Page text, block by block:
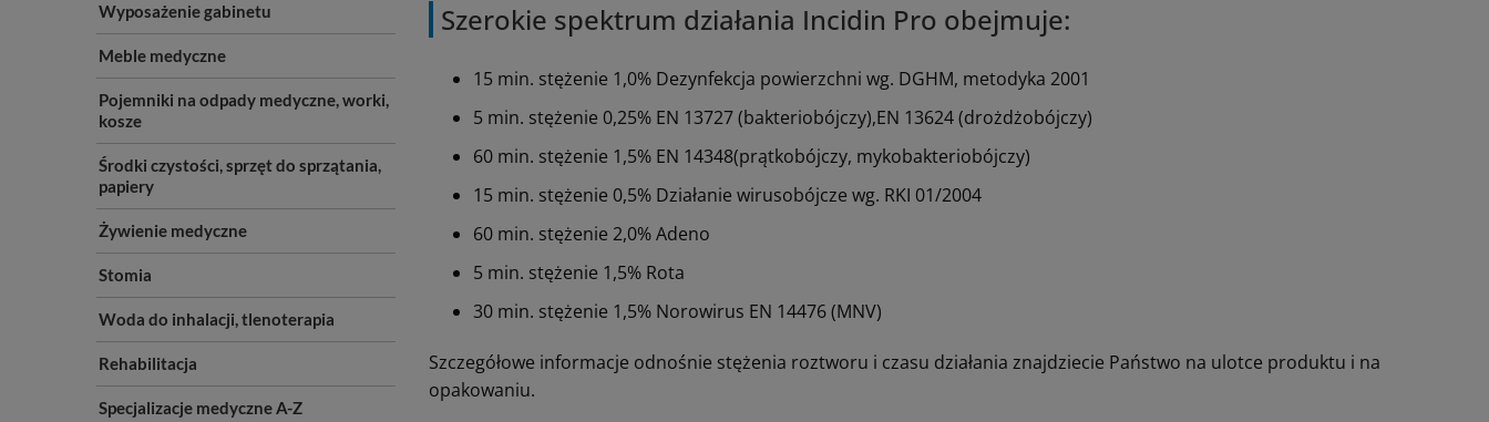
Wyposażenie gabinetu
Meble medyczne
Pojemniki na odpady medyczne, worki,
kosze
Środki czystości, sprzęt do sprzątania,
papiery
Żywienie medyczne
Stomia
Woda do inhalacji, tlenoterapia
Rehabilitacja
Specjalizacje medyczne A-Z
Szerokie spektrum działania Incidin Pro obejmuje:
15 min. stężenie 1,0% Dezynfekcja powierzchni wg. DGHM, metodyka 2001
5 min. stężenie 0,25% EN 13727 (bakteriobójczy),EN 13624 (drożdżobójczy)
60 min. stężenie 1,5% EN 14348(prątkobójczy, mykobakteriobójczy)
15 min. stężenie 0,5% Działanie wirusobójcze wg. RKI 01/2004
60 min. stężenie 2,0% Adeno
5 min. stężenie 1,5% Rota
30 min. stężenie 1,5% Norowirus EN 14476 (MNV)
Szczegółowe informacje odnośnie stężenia roztworu i czasu działania znajdziecie Państwo na ulotce produktu i na
opakowaniu.